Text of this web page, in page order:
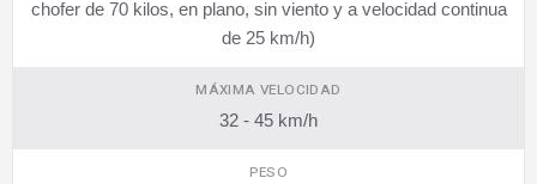
chofer de 70 kilos, en plano, sin viento y a velocidad continua
de 25 km/h)
MÁXIMA VELOCIDAD
32 - 45 km/h
PESO